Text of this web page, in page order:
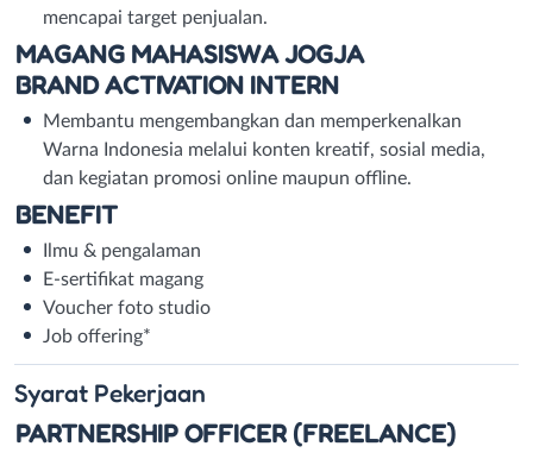
mencapai target penjualan.
MAGANG MAHASISWA JOGJA
BRAND ACTIVATION INTERN
Membantu mengembangkan dan memperkenalkan
Warna Indonesia melalui konten kreatif, sosial media,
dan kegiatan promosi online maupun offline.
BENEFIT
Ilmu & pengalaman
E-sertifikat magang
Voucher foto studio
Job offering*
Syarat Pekerjaan
PARTNERSHIP OFFICER (FREELANCE)